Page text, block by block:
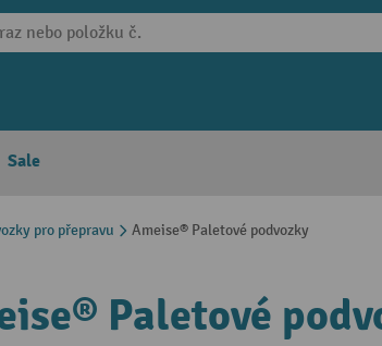
Sale
pro přepravu Ameise® Paletové podvozky
Paletové